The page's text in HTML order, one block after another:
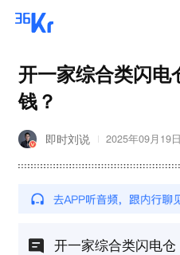
开一家综合类闪电
钱？
即时刘说 2025年09月19
开一家综合类闪电